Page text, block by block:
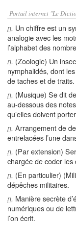
Portail internet "Le
n. Un chiffre est un
analogie avec les
l’alphabet des
n. (Zoologie) Un
nymphalidés, dont
de taches et de traits.
n. (Musique) Se dit
au-dessous des
qu’elles doivent
n. Arrangement de
entrelacées l’une
n. (Par extension)
chargée de coder les
n. (En particulier)
dépêches militaires.
n. Manière secrète
numériques ou de
l’on écrit.